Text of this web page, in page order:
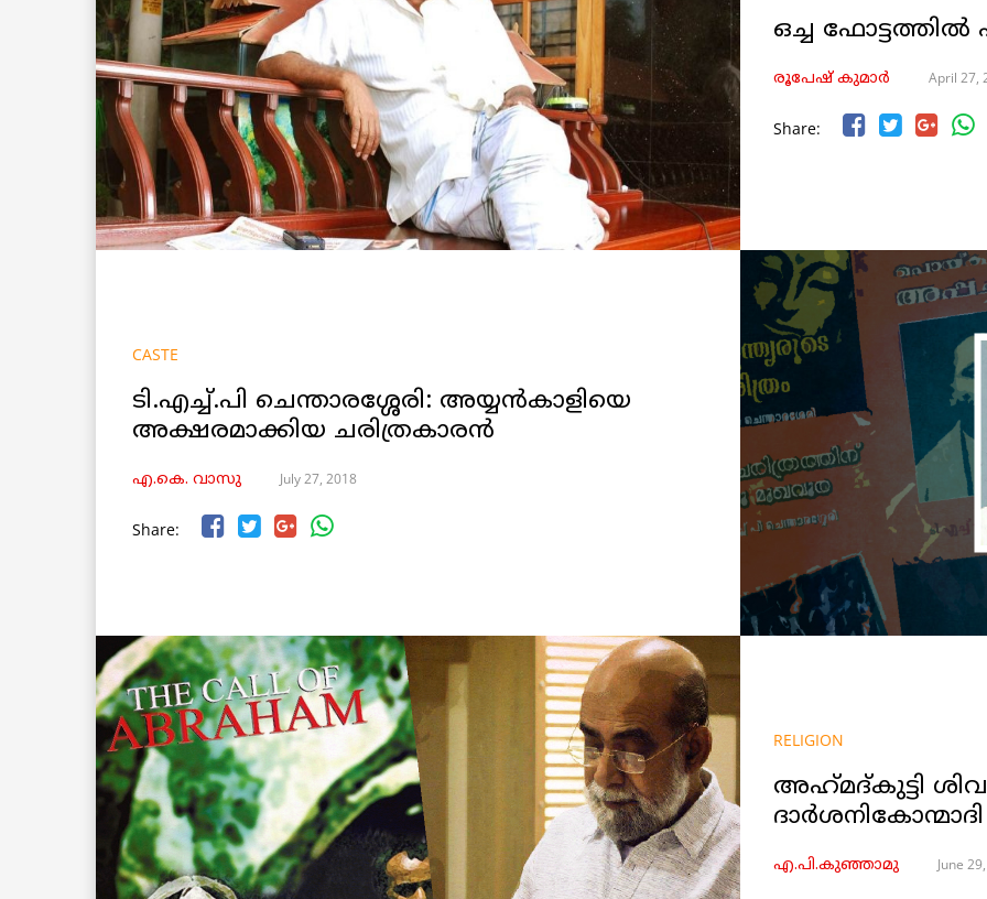
ഒച്ച ഫോട്ടത്തിൽ
രൂപേഷ്‌ കുമാര്‍ April 27,
Share:
CASTE
ടി.എച്ച്.പി ചെന്താരശ്ശേരി: അയ്യന്‍കാളിയെ
അക്ഷരമാക്കിയ ചരിത്രകാരന്‍
എ.കെ. വാസു July 27, 2018
Share:
RELIGION
അഹ്‌മദ്‌കുട്ടി
ദാർശനികോന്മാദി
എ.പി.കുഞ്ഞാമു June